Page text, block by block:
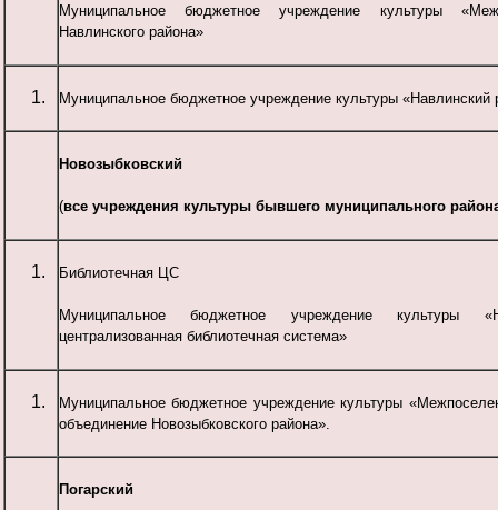
Муниципальное бюджетное учреждение культуры
Навлинского района»
Муниципальное бюджетное учреждение культуры
Новозыбковский
(все учреждения культуры бывшего муниципального
Библиотечная ЦС
Муниципальное бюджетное учреждение культуры
централизованная библиотечная система»
Муниципальное бюджетное учреждение культуры
объединение Новозыбковского района».
Погарский